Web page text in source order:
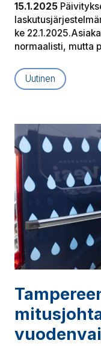
15.1.2025
ke
normaalisti, mutta
Uutinen